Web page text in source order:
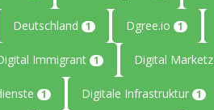
Deutschland 1 Dgree.io 1
Immigrant 1 Digital Marketz
1 Digitale Infrastruktur 1